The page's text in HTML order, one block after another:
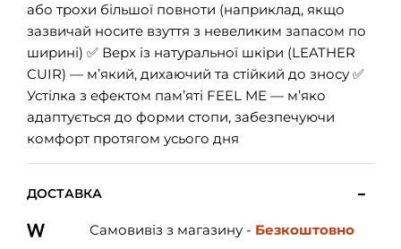
або трохи більшої повноти (наприклад, якщо
зазвичай носите взуття з невеликим запасом по
ширині) ✅ Верх із натуральної шкіри (LEATHER
CUIR) — м’який, дихаючий та стійкий до зносу ✅
Устілка з ефектом памʼяті FEEL ME — м’яко
адаптується до форми стопи, забезпечуючи
комфорт протягом усього дня
ДОСТАВКА
Самовивіз з магазину - Безкоштовно